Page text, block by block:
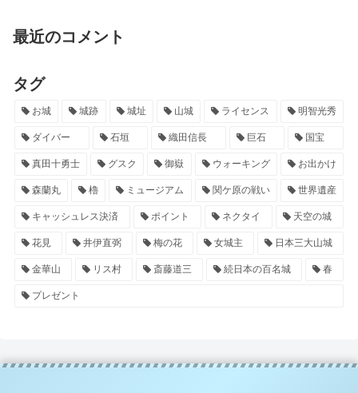
最近のコメント
タグ
お城 城跡 城址 山城 ライセンス 明智光秀
ダイバー 石垣 織田信長 巨石 国宝
真田十勇士 グスク 御嶽 ウォーキング お出かけ
森蘭丸 櫓 ミュージアム 関ケ原の戦い 世界遺産
キャッシュレス決済 ポイント ネクタイ 天空の城
花見 井伊直弼 梅の花 女城主 日本三大山城
金華山 リス村 斎藤道三 続日本の百名城 春
プレゼント